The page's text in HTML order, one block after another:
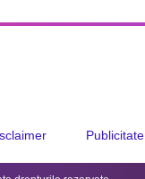
Publicitate